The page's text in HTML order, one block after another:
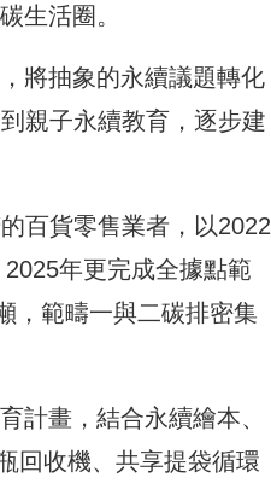
生活圈。
將抽象的永續議題轉化
親子永續教育，逐步建
百貨零售業者，以2022
年更完成全據點範
，範疇一與二碳排密集
計畫，結合永續繪本、
回收機、共享提袋循環